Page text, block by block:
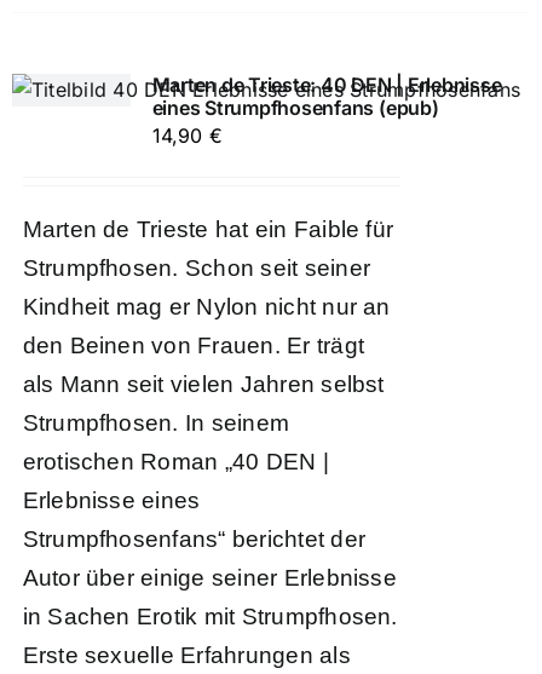
Marten de Trieste: 40 DEN | Erlebnisse
eines Strumpfhosenfans (epub)
14,90 €
Marten de Trieste hat ein Faible für
Strumpfhosen. Schon seit seiner
Kindheit mag er Nylon nicht nur an
den Beinen von Frauen. Er trägt
als Mann seit vielen Jahren selbst
Strumpfhosen. In seinem
erotischen Roman „40 DEN |
Erlebnisse eines
Strumpfhosenfans“ berichtet der
Autor über einige seiner Erlebnisse
in Sachen Erotik mit Strumpfhosen.
Erste sexuelle Erfahrungen als